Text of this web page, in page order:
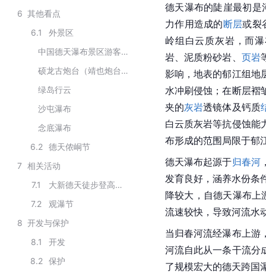
6 其他看点
6.1
外景区
中国德天瀑布景区游客集散中心
硕龙古炮台（靖也炮台）遗址
绿岛行云
沙屯瀑布
念底瀑布
6.2
德天侬峒节
7 相关活动
7.1
大新德天徒步登高定向挑战赛
7.2
观瀑节
8 开发与保护
8.1
开发
8.2
保护
德天瀑布的陡崖最初
力作用造成的断层或裂
岭组白云质灰岩，而
岩、泥质粉砂岩、 页岩
影响，地表的郁江组地
水冲刷侵蚀；在断层褶
夹的灰岩透镜体及钙质
白云质灰岩等抗侵蚀能
布形成的范围局限于郁
德天瀑布起源于归春河
发育良好，涵养水份条
降较大，自德天瀑布上
流速较快，导致河流水
当归春河流经瀑布上游
河流自此从一条干流分
了规模宏大的德天跨国